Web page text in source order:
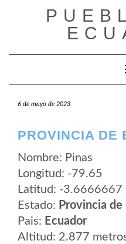
6 de mayo de 2023
PROVINCIA DE
Nombre: Pinas
Longitud: -79.65
Latitud: -3.6666667
Estado: Provincia de
Pais: Ecuador
Altitud: 2.877